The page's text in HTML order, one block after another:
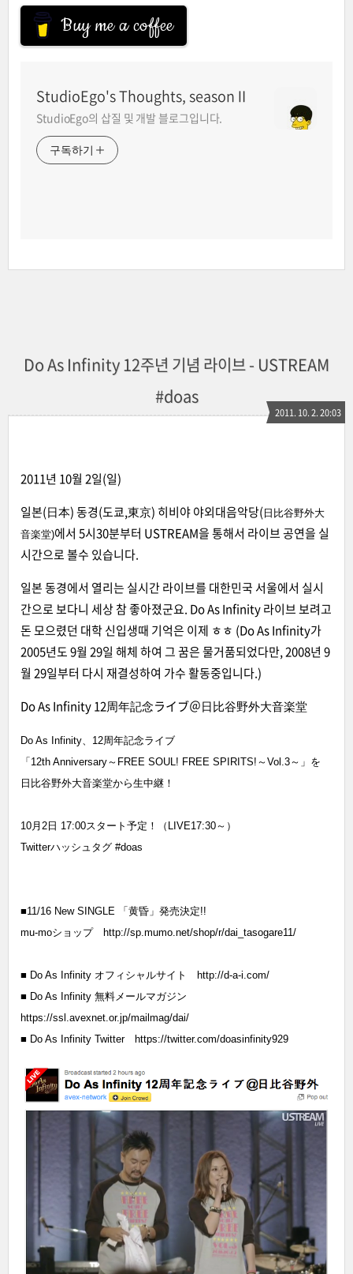
Buy me a coffee
StudioEgo's Thoughts, seasonⅡ
StudioEgo의 삽질 및 개발 블로그입니다.
구독하기
Do As Infinity 12주년 기념 라이브 - USTREAM
#doas
2011. 10. 2. 20:03
2011년 10월 2일(일)
일본(日本) 동경(도쿄,東京) 히비야 야외대음악당( 日比谷野外大
音楽堂)에서 5시30분부터 USTREAM을 통해서 라이브 공연을 실
시간으로 볼수 있습니다.
일본 동경에서 열리는 실시간 라이브를 대한민국 서울에서 실시
간으로 보다니 세상 참 좋아졌군요. Do As Infinity 라이브 보려고
돈 모으렸던 대학 신입생때 기억은 이제 ㅎㅎ (Do As Infinity가
2005년도 9월 29일 해체 하여 그 꿈은 물거품되었다만, 2008년 9
월 29일부터 다시 재결성하여 가수 활동중입니다.)
Do As Infinity 12周年記念ライブ＠日比谷野外大音楽堂
Do As Infinity、12周年記念ライブ
「12th Anniversary～FREE SOUL! FREE SPIRITS!～Vol.3～」を
日比谷野外大音楽堂から生中継！
10月2日 17:00スタート予定！（LIVE17:30～）
Twitterハッシュタグ #doas
■11/16 New SINGLE 「黄昏」発売決定!!
mu-moショップ
http://sp.mumo.net/shop/r/dai_tasogare11/
■ Do As Infinity オフィシャルサイト
http://d-a-i.com/
■ Do As Infinity 無料メールマガジン
https://ssl.avexnet.or.jp/mailmag/dai/
■ Do As Infinity Twitter
https://twitter.com/doasinfinity929